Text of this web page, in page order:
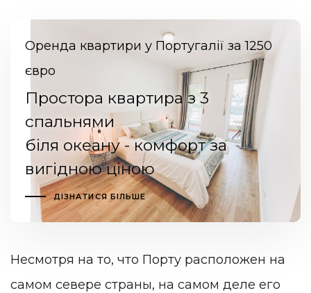
Оренда квартири у Португалії за 1250
євро
Простора квартира з 3
спальнями
біля океану - комфорт за
вигідною ціною
ДІЗНАТИСЯ БІЛЬШЕ
Несмотря на то, что Порту расположен на
самом севере страны, на самом деле его